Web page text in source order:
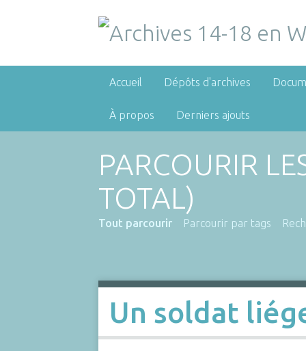
Accueil Dépôts d'archives
À propos Derniers ajouts
PARCOURIR
TOTAL)
Tout parcourir Parcourir par tags
Un soldat